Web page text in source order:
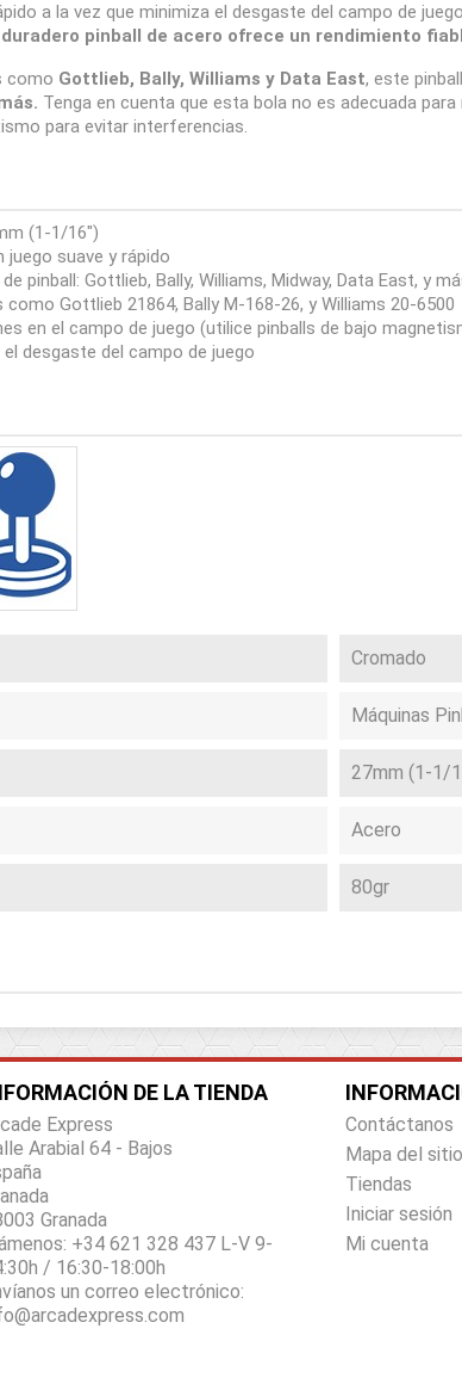
a la vez que minimiza el desgaste del campo de
duradero pinball de acero ofrece un rendimiento
como Gottlieb, Bally, Williams y Data East, este
Tenga en cuenta que esta bola no es adecuada
para evitar interferencias.
(1-1/16")
juego suave y rápido
pinball: Gottlieb, Bally, Williams, Midway, Data East, y
Gottlieb 21864, Bally M-168-26, y Williams 20-6500
en el campo de juego (utilice pinballs de bajo
desgaste del campo de juego
Cromado
Máquinas
27mm (1-1/
Acero
80gr
DE LA TIENDA
Express
Arabial 64 - Bajos
Granada
+34 621 328 437 L-V 9-
/ 16:30-18:00h
un correo electrónico:
Contáctanos
Mapa del
Tiendas
Iniciar sesión
Mi cuenta